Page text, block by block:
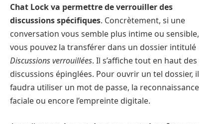
Chat Lock va permettre de verrouiller des
discussions spécifiques. Concrètement, si une
conversation vous semble plus intime ou sensible,
vous pouvez la transférer dans un dossier intitulé
Discussions verrouillées. Il s’affiche tout en haut des
discussions épinglées. Pour ouvrir un tel dossier, il
faudra utiliser un mot de passe, la reconnaissance
faciale ou encore l’empreinte digitale.